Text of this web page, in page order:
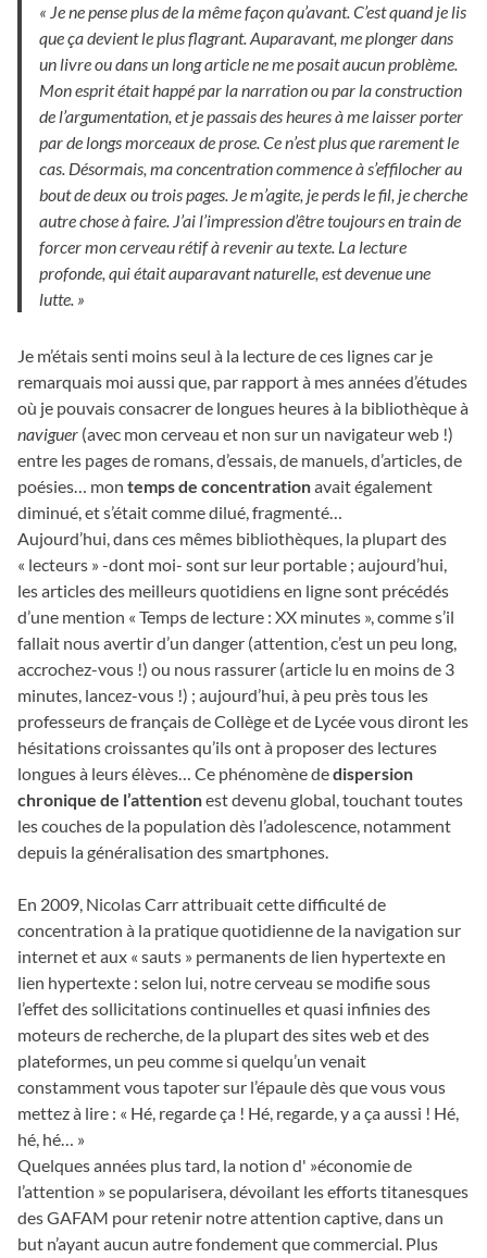
« Je ne pense plus de la même façon qu’avant. C’est quand je lis
que ça devient le plus flagrant. Auparavant, me plonger dans
un livre ou dans un long article ne me posait aucun problème.
Mon esprit était happé par la narration ou par la construction
de l’argumentation, et je passais des heures à me laisser porter
par de longs morceaux de prose. Ce n’est plus que rarement le
cas. Désormais, ma concentration commence à s’effilocher au
bout de deux ou trois pages. Je m’agite, je perds le fil, je cherche
autre chose à faire. J’ai l’impression d’être toujours en train de
forcer mon cerveau rétif à revenir au texte. La lecture
profonde, qui était auparavant naturelle, est devenue une
lutte. »
Je m’étais senti moins seul à la lecture de ces lignes car je
remarquais moi aussi que, par rapport à mes années d’études
où je pouvais consacrer de longues heures à la bibliothèque à
naviguer (avec mon cerveau et non sur un navigateur web !)
entre les pages de romans, d’essais, de manuels, d’articles, de
poésies… mon temps de concentrationavait également
diminué, et s’était comme dilué, fragmenté…
Aujourd’hui, dans ces mêmes bibliothèques, la plupart des
« lecteurs » -dont moi- sont sur leur portable ; aujourd’hui,
les articles des meilleurs quotidiens en ligne sont précédés
d’une mention « Temps de lecture : XX minutes », comme s’il
fallait nous avertir d’un danger (attention, c’est un peu long,
accrochez-vous !) ou nous rassurer (article lu en moins de 3
minutes, lancez-vous !) ; aujourd’hui, à peu près tous les
professeurs de français de Collège et de Lycée vous diront les
hésitations croissantes qu’ils ont à proposer des lectures
longues à leurs élèves… Ce phénomène dedispersion
chronique de l’attentionest devenu global, touchant toutes
les couches de la population dès l’adolescence, notamment
depuis la généralisation des smartphones.
En 2009, Nicolas Carr attribuait cette difficulté de
concentration à la pratique quotidienne de la navigation sur
internet et aux « sauts » permanents de lien hypertexte en
lien hypertexte : selon lui, notre cerveau se modifie sous
l’effet des sollicitations continuelles et quasi infinies des
moteurs de recherche, de la plupart des sites web et des
plateformes, un peu comme si quelqu’un venait
constamment vous tapoter sur l’épaule dès que vous vous
mettez à lire : « Hé, regarde ça ! Hé, regarde, y a ça aussi ! Hé,
hé, hé… »
Quelques années plus tard, la notion d' »économie de
l’attention » se popularisera, dévoilant les efforts titanesques
des GAFAM pour retenir notre attention captive, dans un
but n’ayant aucun autre fondement que commercial. Plus